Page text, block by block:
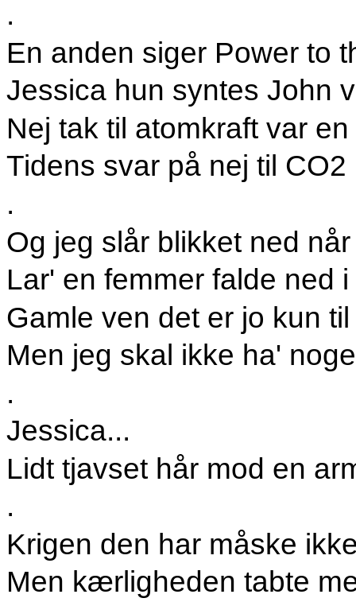
.
En anden siger Power to
Jessica hun syntes John
Nej tak til atomkraft var
Tidens svar på nej til CO2
.
Og jeg slår blikket ned
Lar' en femmer falde ned
Gamle ven det er jo kun
Men jeg skal ikke ha'
.
Jessica...
Lidt tjavset hår mod en
.
Krigen den har måske
Men kærligheden tabte